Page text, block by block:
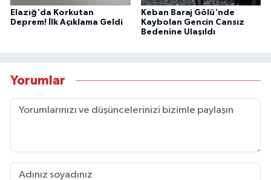
Elazığ'da Korkutan
Deprem! İlk Açıklama Geldi
Keban Baraj Gölü'nde
Kaybolan Gencin Cansız
Bedenine Ulaşıldı
Yorumlar